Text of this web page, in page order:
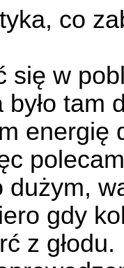
co
się w
tam
dużym,
gdy
z głodu.